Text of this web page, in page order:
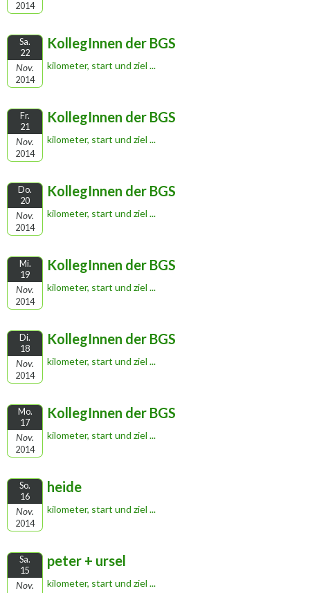
2014
Sa.
22
Nov.
2014
KollegInnen der BGS
kilometer, start und ziel ...
Fr.
21
Nov.
2014
KollegInnen der BGS
kilometer, start und ziel ...
Do.
20
Nov.
2014
KollegInnen der BGS
kilometer, start und ziel ...
Mi.
19
Nov.
2014
KollegInnen der BGS
kilometer, start und ziel ...
Di.
18
Nov.
2014
KollegInnen der BGS
kilometer, start und ziel ...
Mo.
17
Nov.
2014
KollegInnen der BGS
kilometer, start und ziel ...
So.
16
Nov.
2014
heide
kilometer, start und ziel ...
Sa.
15
Nov.
peter + ursel
kilometer, start und ziel ...